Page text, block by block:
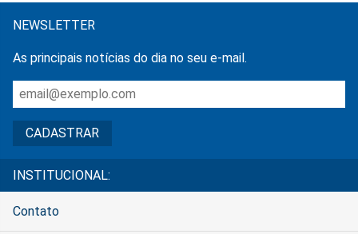
NEWSLETTER
As principais notícias do dia no seu e-mail.
INSTITUCIONAL:
Contato